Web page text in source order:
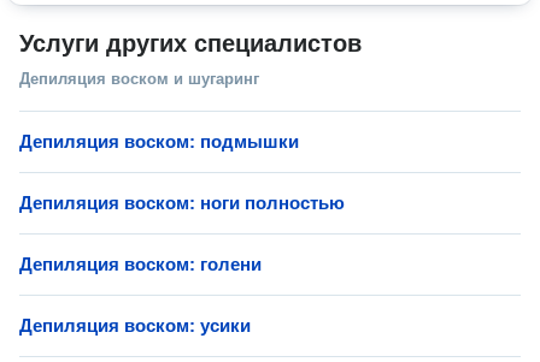
Услуги других специалистов
Депиляция воском и шугаринг
Депиляция воском: подмышки
Депиляция воском: ноги полностью
Депиляция воском: голени
Депиляция воском: усики